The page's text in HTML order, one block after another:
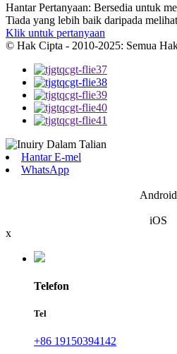
Hantar Pertanyaan: Bersedia untuk
Tiada yang lebih baik daripada
Klik untuk pertanyaan
© Hak Cipta - 2010-2025: Semua
Hantar E-mel
WhatsApp
Android
iOS
x
Telefon
Tel
+86 19150394142